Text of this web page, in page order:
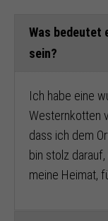
Was bedeutet
sein?
Ich habe eine
Westernkotten
dass ich dem
bin stolz
meine Heimat,